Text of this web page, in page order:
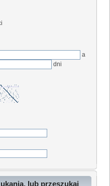
a
dni
lub przeszukaj